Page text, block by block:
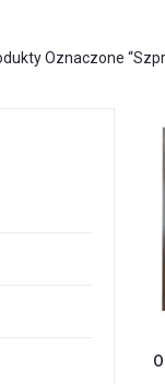
Oznaczone